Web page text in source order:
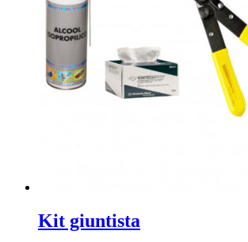
Kit giuntista